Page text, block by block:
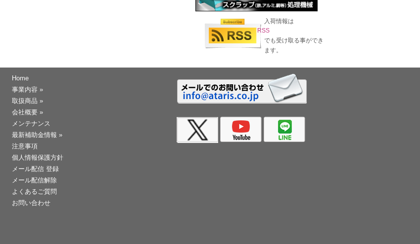
入荷情報は
RSS
でも受け取る事ができ
ます。
Home
事業内容 »
取扱商品 »
会社概要 »
メンテナンス
最新補助金情報 »
注意事項
個人情報保護方針
メール配信 登録
メール配信解除
よくあるご質問
お問い合わせ